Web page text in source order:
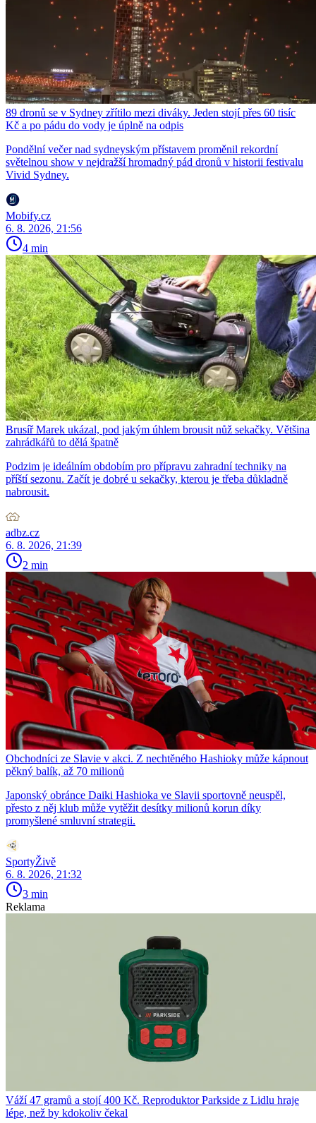
89 dronů se v Sydney zřítilo mezi diváky. Jeden stojí přes 60 tisíc
Kč a po pádu do vody je úplně na odpis
Pondělní večer nad sydneyským přístavem proměnil rekordní
světelnou show v nejdražší hromadný pád dronů v historii festivalu
Vivid Sydney.
Mobify.cz
6. 8. 2026, 21:56
4 min
Brusíř Marek ukázal, pod jakým úhlem brousit nůž sekačky. Většina
zahrádkářů to dělá špatně
Podzim je ideálním obdobím pro přípravu zahradní techniky na
příští sezonu. Začít je dobré u sekačky, kterou je třeba důkladně
nabrousit.
adbz.cz
6. 8. 2026, 21:39
2 min
Obchodníci ze Slavie v akci. Z nechtěného Hashioky může kápnout
pěkný balík, až 70 milionů
Japonský obránce Daiki Hashioka ve Slavii sportovně neuspěl,
přesto z něj klub může vytěžit desítky milionů korun díky
promyšlené smluvní strategii.
SportyŽivě
6. 8. 2026, 21:32
3 min
Reklama
Váží 47 gramů a stojí 400 Kč. Reproduktor Parkside z Lidlu hraje
lépe, než by kdokoliv čekal